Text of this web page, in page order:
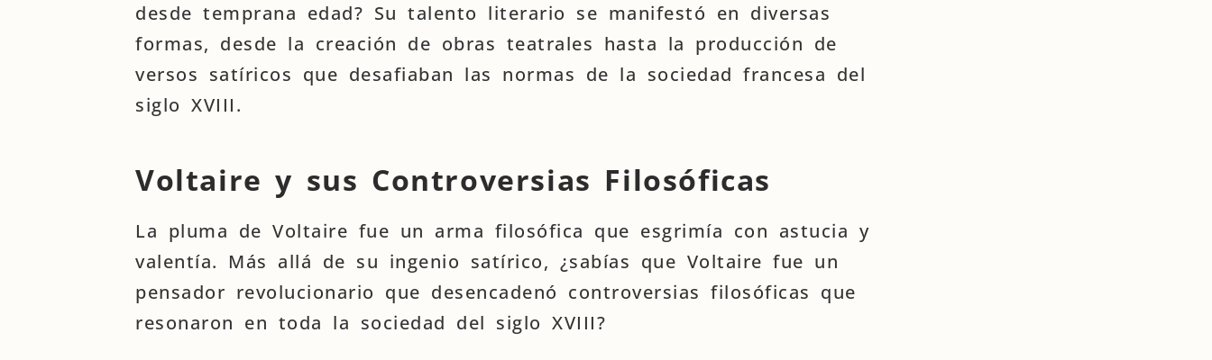
desde temprana edad? Su talento literario se manifestó en diversas
formas, desde la creación de obras teatrales hasta la producción de
versos satíricos que desafiaban las normas de la sociedad francesa del
siglo XVIII.
Voltaire y sus Controversias Filosóficas
La pluma de Voltaire fue un arma filosófica que esgrimía con astucia y
valentía. Más allá de su ingenio satírico, ¿sabías que Voltaire fue un
pensador revolucionario que desencadenó controversias filosóficas que
resonaron en toda la sociedad del siglo XVIII?